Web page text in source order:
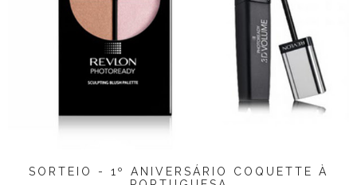
SORTEIO - 1º ANIVERSÁRIO COQUETTE À